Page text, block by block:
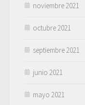
noviembre 2021
octubre 2021
septiembre 2021
junio 2021
mayo 2021